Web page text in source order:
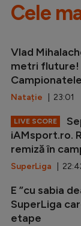
Cele
Vlad
metri fluture!
Natație | 23:01
LIVE SCORE
iAMsport.ro.
remiză în
SuperLiga |
E ”cu sabia
SuperLiga
etape